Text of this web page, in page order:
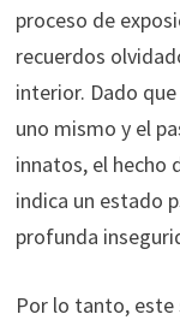
proceso de
recuerdos
interior. Dado
uno mismo y el
innatos, el hecho
indica un estado
profunda
Por lo tanto, este